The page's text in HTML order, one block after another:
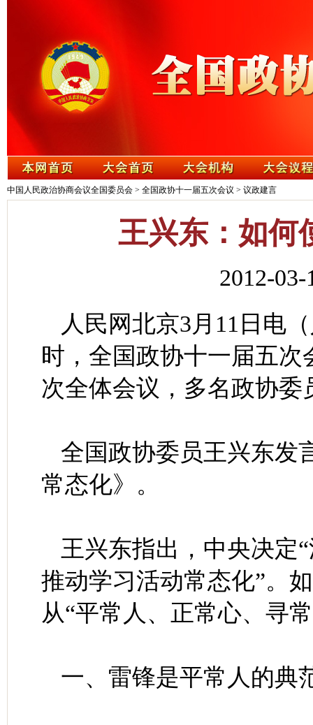
中国人民政治协商会议全国委员会 > 全国政协十一届五次会议 > 议政建言
王兴东：如何
2012-
人民网北京3月11日电
时，全国政协十一届五
次全体会议，多名政协
全国政协委员王兴东发
常态化》。
王兴东指出，中央决定
推动学习活动常态化”。
从“平常人、正常心、寻
一、雷锋是平常人的典